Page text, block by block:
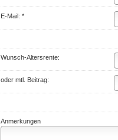
E-Mail: *
Wunsch-Altersrente:
oder mtl. Beitrag:
Anmerkungen